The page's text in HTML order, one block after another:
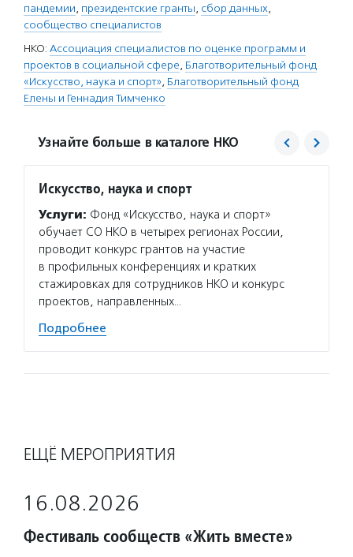
пандемии, президентские гранты, сбор данных,
сообщество специалистов
НКО: Ассоциация специалистов по оценке программ и
проектов в социальной сфере, Благотворительный фонд
«Искусство, наука и спорт», Благотворительный фонд
Елены и Геннадия Тимченко
Узнайте больше в каталоге НКО
Искусство, наука и спорт
Услуги: Фонд «Искусство, наука и спорт»
обучает СО НКО в четырех регионах России,
проводит конкурс грантов на участие
в профильных конференциях и кратких
стажировках для сотрудников НКО и конкурс
проектов, направленных…
Подробнее
ЕЩЁ МЕРОПРИЯТИЯ
16.08.2026
Фестиваль сообществ «Жить вместе»